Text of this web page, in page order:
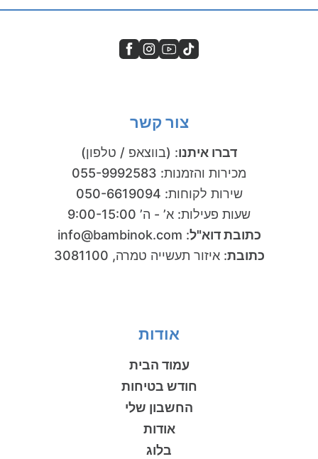
צור קשר
דברו איתנו: (בווצאפ / טלפון)
מכירות והזמנות:
055-9992583
שירות לקוחות:
050-6619094
שעות פעילות: א’ - ה’ 9:00-15:00
כתובת דוא"ל:
info@bambinok.com
כתובת: איזור תעשייה טמרה, 3081100
אודות
עמוד הבית
חודש בטיחות
החשבון שלי
אודות
בלוג